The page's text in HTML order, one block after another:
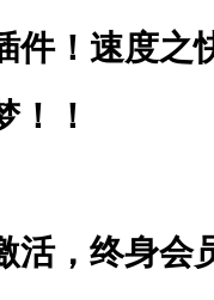
件！速度之
！！
活，终身会